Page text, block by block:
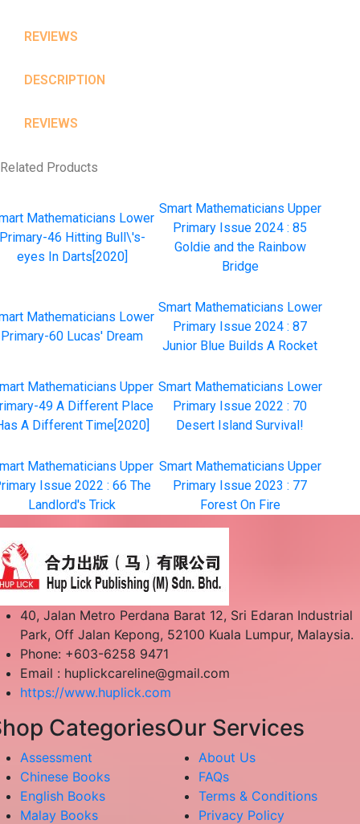
REVIEWS
DESCRIPTION
REVIEWS
Related Products
Mathematicians Lower
46 Hitting Bull\'s-
eyes In Darts[2020]
Smart Mathematicians Upper
Primary Issue 2024 : 85
Goldie and the Rainbow
Bridge
Mathematicians Lower
Primary-60 Lucas' Dream
Smart Mathematicians Lower
Primary Issue 2024 : 87
Junior Blue Builds A Rocket
Mathematicians Upper
49 A Different Place
A Different Time[2020]
Smart Mathematicians Lower
Primary Issue 2022 : 70
Desert Island Survival!
Mathematicians Upper
Issue 2022 : 66 The
Landlord's Trick
Smart Mathematicians Upper
Primary Issue 2023 : 77
Forest On Fire
40, Jalan Metro Perdana Barat 12, Sri Edaran Industrial
Park, Off Jalan Kepong, 52100 Kuala Lumpur, Malaysia.
Phone: +603-6258 9471
Email : huplickcareline@gmail.com
https://www.huplick.com
Categories
Assessment
Chinese Books
English Books
Malay Books
Our Services
About Us
FAQs
Terms & Conditions
Privacy Policy